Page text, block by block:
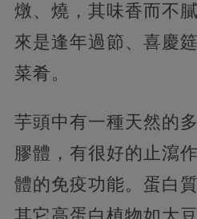
燉、燒，其味香而不
來是逢年過節、喜慶
菜肴。
芋頭中有一種天然的
膠體，有很好的止瀉
體的免疫功能。蛋白